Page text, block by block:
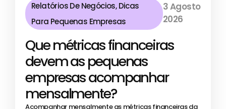
Relatórios De Negócios,Dicas
Para Pequenas Empresas
3 Agosto
2026
Que métricas financeiras
devem as pequenas
empresas acompanhar
mensalmente?
Acompanhar mensalmente as métricas financeiras da